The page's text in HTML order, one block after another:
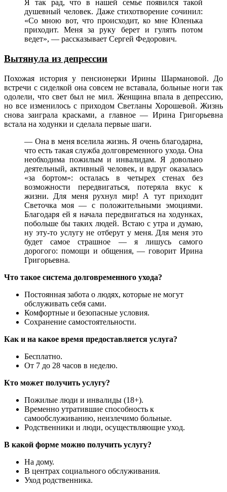
Я так рад, что в нашей семье появился такой
душевный человек. Даже стихотворение сочинил:
«Со мною вот, что происходит, ко мне Юленька
приходит. Меня за руку берет и гулять потом
ведет», — рассказывает Сергей Федорович.
Вытянула из депрессии
Похожая история у пенсионерки Ирины Шармановой. До
встречи с сиделкой она совсем не вставала, больные ноги так
одолели, что свет был не мил. Женщина впала в депрессию,
но все изменилось с приходом Светланы Хорошевой. Жизнь
снова заиграла красками, а главное — Ирина Григорьевна
встала на ходунки и сделала первые шаги.
— Она в меня вселила жизнь. Я очень благодарна,
что есть такая служба долговременного ухода. Она
необходима пожилым и инвалидам. Я довольно
деятельный, активный человек, и вдруг оказалась
«за бортом»: осталась в четырех стенах без
возможности передвигаться, потеряла вкус к
жизни. Для меня рухнул мир! А тут приходит
Светочка моя — с положительными эмоциями.
Благодаря ей я начала передвигаться на ходунках,
побольше бы таких людей. Встаю с утра и думаю,
ну эту-то услугу не отберут у меня. Для меня это
будет самое страшное — я лишусь самого
дорогого: помощи и общения, — говорит Ирина
Григорьевна.
Что такое система долговременного ухода?
Постоянная забота о людях, которые не могут
обслуживать себя сами.
Комфортные и безопасные условия.
Сохранение самостоятельности.
Как и на какое время предоставляется услуга?
Бесплатно.
От 7 до 28 часов в неделю.
Кто может получить услугу?
Пожилые люди и инвалиды (18+).
Временно утратившие способность к
самообслуживанию, неизлечимо больные.
Родственники и люди, осуществляющие уход.
В какой форме можно получить услугу?
На дому.
В центрах социального обслуживания.
Уход родственника.